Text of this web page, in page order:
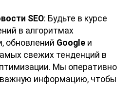
SEO: Будьте в курсе
в алгоритмах
обновлений Google и
свежих тенденций в
Мы оперативно
информацию, чтобы